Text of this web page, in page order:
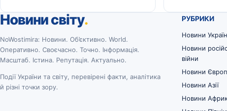
Новини світу.
NoWostimira: Новини. Об’єктивно. World.
Оперативно. Своєчасно. Точно. Інформація.
Масштаб. Істина. Репутація. Актуально.
Події України та світу, перевірені факти, аналітика
й різні точки зору.
РУБРИКИ
Новини
Новини
війни
Новини
Новини Азії
Новини